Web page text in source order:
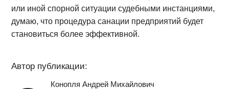
или иной спорной ситуации судебными инстанциями,
думаю, что процедура санации предприятий будет
становиться более эффективной.
Автор публикации:
Конопля Андрей Михайлович